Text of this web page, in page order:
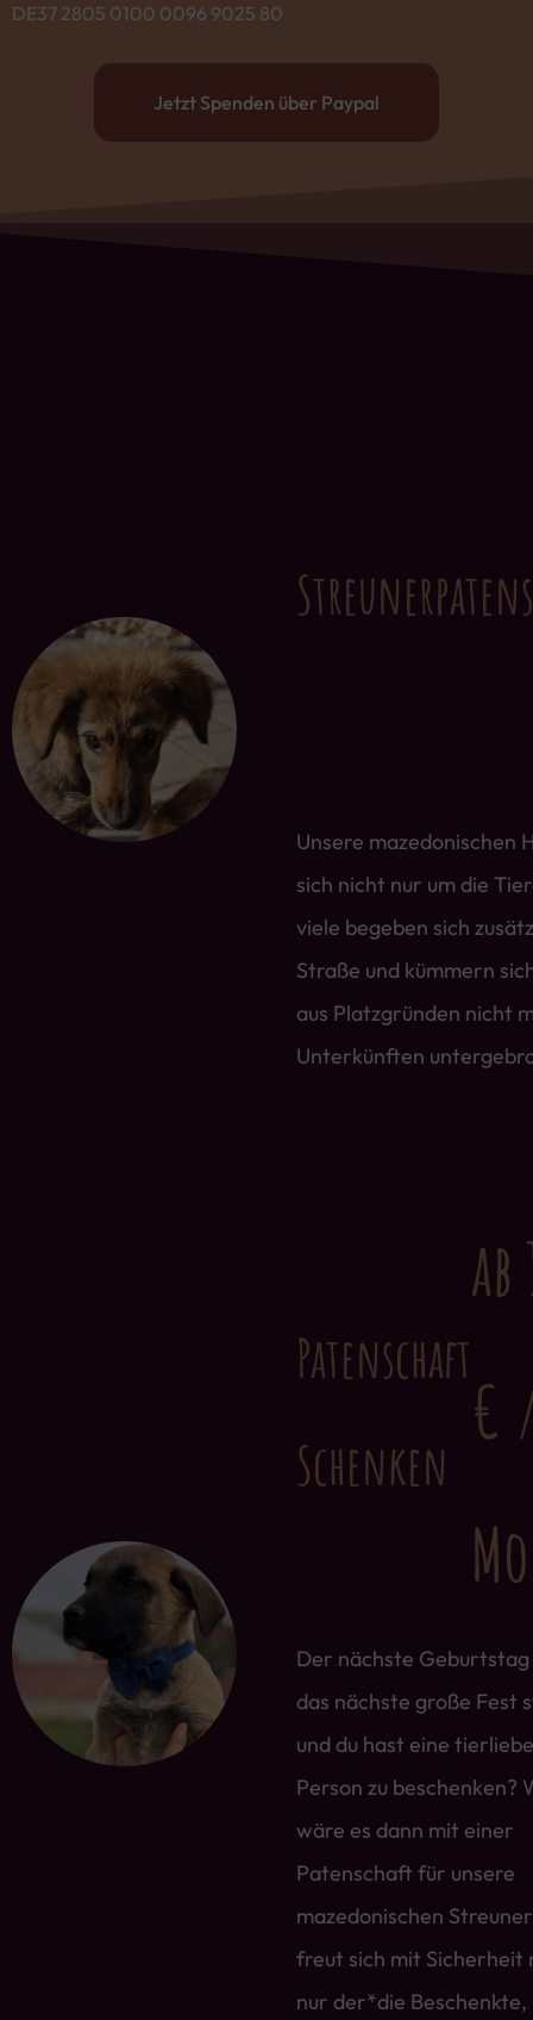
DE37 2805 0100 0096 9025 80
Jetzt Spenden über Paypal
Unsere mazedonischen
sich nicht nur um die
viele begeben sich
Straße und kümmern
aus Platzgründen nicht
Unterkünften
Patenschaft
Schenken
ab
€
Der nächste
das nächste große Fest
und du hast eine tierliebe
Person zu beschenken?
wäre es dann mit einer
Patenschaft für unsere
mazedonischen
freut sich mit Sicherheit
nur der*die Beschenkte,